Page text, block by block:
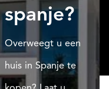
spanje?
Overweegt u een
huis in Spanje te